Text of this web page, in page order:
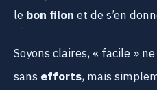
lebon filonet de s’en
Soyons claires, « facile »
sans efforts, mais